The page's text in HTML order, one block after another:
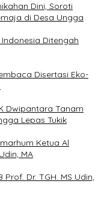
Dini, Soroti
di Desa Ungga
Ditengah
Disertasi Eko-
Dwipantara Tanam
Lepas Tukik
Ketua Al
MA
Dr. TGH. MS Udin,